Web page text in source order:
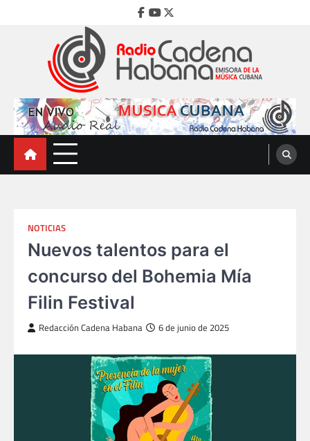
Facebook
Youtube
Twitter
Radio Cadena Habana
Emisora de la Música Cubana
NOTICIAS
Nuevos talentos para el
concurso del Bohemia Mía
Filin Festival
Redacción Cadena Habana 6 de junio de 2025